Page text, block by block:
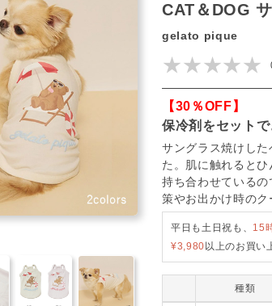
CAT＆DOG
gelato pique
★★★★★
【30％OFF】
保冷剤をセット
サングラス焼けし
た。肌に触れると
持ち合わせている
策やお出かけ時のク
平日も土日祝も、 15
¥3,980 以上のお買い
種類